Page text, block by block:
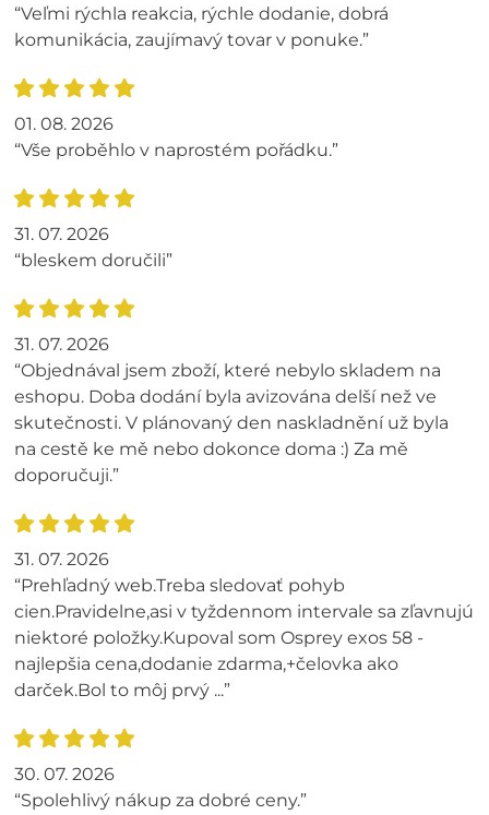
“Veľmi rýchla reakcia, rýchle dodanie, dobrá
komunikácia, zaujímavý tovar v ponuke.”
01. 08. 2026
“Vše proběhlo v naprostém pořádku.”
31. 07. 2026
“bleskem doručili”
31. 07. 2026
“Objednával jsem zboží, které nebylo skladem na
eshopu. Doba dodání byla avizována delší než ve
skutečnosti. V plánovaný den naskladnění už byla
na cestě ke mě nebo dokonce doma :) Za mě
doporučuji.”
31. 07. 2026
“Prehľadný web.Treba sledovať pohyb
cien.Pravidelne,asi v tyždennom intervale sa zľavnujú
niektoré položky.Kupoval som Osprey exos 58 -
najlepšia cena,dodanie zdarma,+čelovka ako
darček.Bol to môj prvý ...”
30. 07. 2026
“Spolehlivý nákup za dobré ceny.”